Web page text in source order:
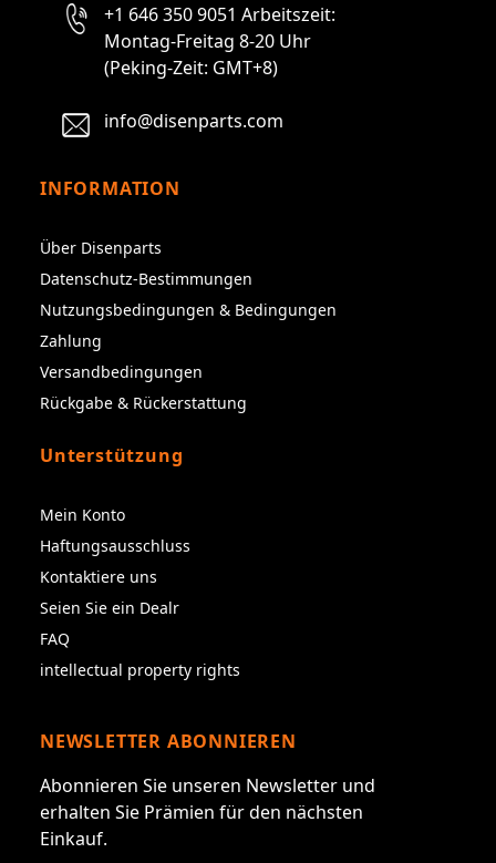
+1 646 350 9051 Arbeitszeit:
Montag-Freitag 8-20 Uhr
(Peking-Zeit: GMT+8)
info@disenparts.com
INFORMATION
Über Disenparts
Datenschutz-Bestimmungen
Nutzungsbedingungen & Bedingungen
Zahlung
Versandbedingungen
Rückgabe & Rückerstattung
Unterstützung
Mein Konto
Haftungsausschluss
Kontaktiere uns
Seien Sie ein Dealr
FAQ
intellectual property rights
NEWSLETTER ABONNIEREN
Abonnieren Sie unseren Newsletter und
erhalten Sie Prämien für den nächsten
Einkauf.